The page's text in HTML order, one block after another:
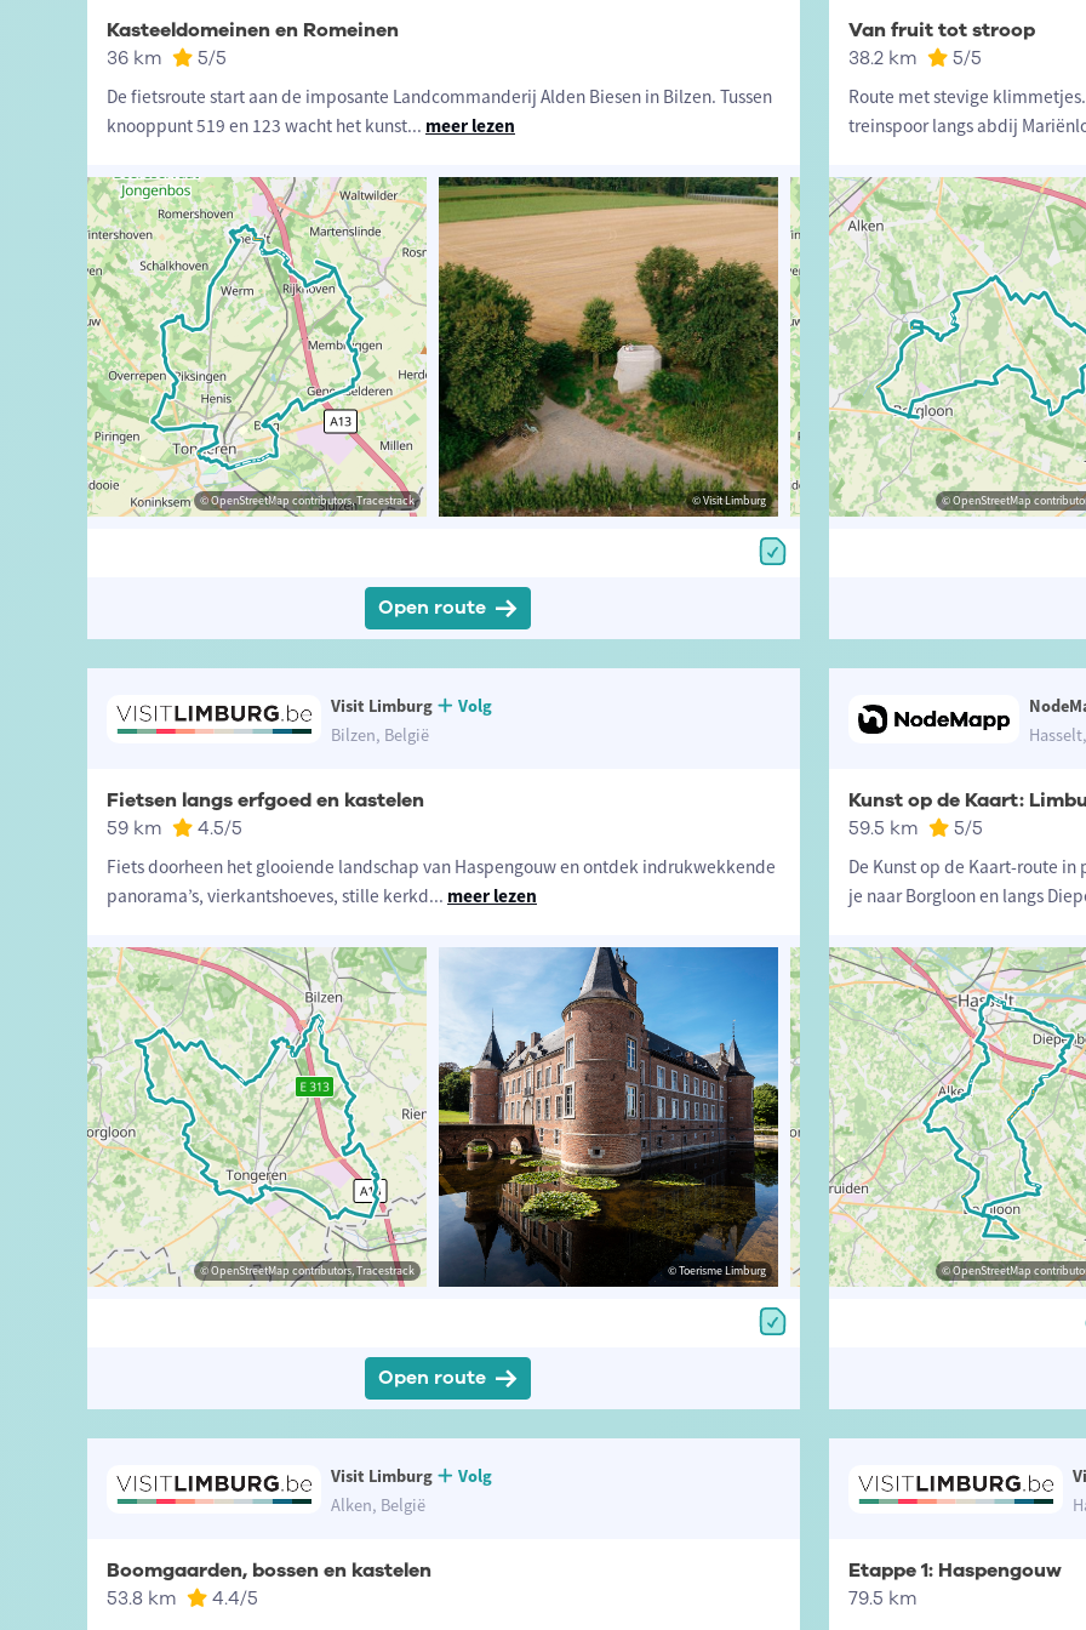
Kasteeldomeinen en Romeinen
36 km 5/5
De fietsroute start aan de imposante Landcommanderij Alden Biesen in Bilzen. Tussen
knooppunt 519 en 123 wacht het kunst... meer lezen
© OpenStreetMap contributors, Tracestrack © Visit Limburg © OpenStreetMap contributors,
Open route
Van fruit tot stroop
38.2 km 5/5
Route met stevige
treinspoor langs abdij
Camps (Auteur) © OpenStreetMap contributors, Tracestrack © vlaanderen-fietsland.be - Ivan Camps (Auteur) © OpenStreetMap
Visit Limburg
Volg
Bilzen, België
Fietsen langs erfgoed en kastelen
59 km 4.5/5
Fiets doorheen het glooiende landschap van Haspengouw en ontdek indrukwekkende
panorama’s, vierkantshoeves, stille kerkd... meer lezen
© OpenStreetMap contributors, Tracestrack © Toerisme Limburg © OpenStreetMap contributors,
Open route
Kunst op de Kaart:
59.5 km 5/5
De Kunst op de Kaart-route
je naar Borgloon en langs
© Lieselot Verdeyen © Lieselot Verdeyen © Olmo Peeters © OpenStreetMap
Visit Limburg
Volg
Alken, België
Boomgaarden, bossen en kastelen
53.8 km 4.4/5
Etappe 1: Haspengouw
79.5 km